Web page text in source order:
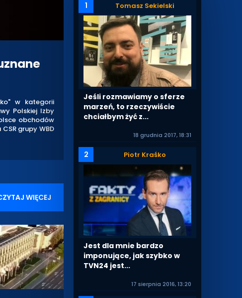
w kategorii
Polskiej Izby
obchodów
grupy WBD
WIĘCEJ
1 Tomasz Sekielski
Jeśli rozmawiamy o sferze
marzeń, to rzeczywiście
chciałbym żyć z...
18 grudnia 2017, 18:31
2 Piotr Kraśko
Jest dla mnie bardzo
imponujące, jak szybko w
TVN24 jest...
17 sierpnia 2016, 13:20